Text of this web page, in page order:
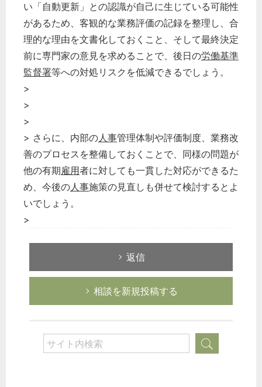
い「自動更新」との認識が自己に生じている可能性
があるため、客観的な業務評価の記録を整理し、合
理的な理由を文書化しておくこと、そして最終決定
前に専門家の意見を求めることで、後日の労働基準
監督署等への対処リスクを低減できるでしょう。
>
>
>
> さらに、内部の人事管理体制や評価制度、業務改
善のプロセスを整備しておくことで、同様の問題が
他の有期雇用者に対しても一貫した対応ができるた
め、今後の人事施策の見直しも併せて検討するとよ
いでしょう。
>
返信
相談を新規投稿する